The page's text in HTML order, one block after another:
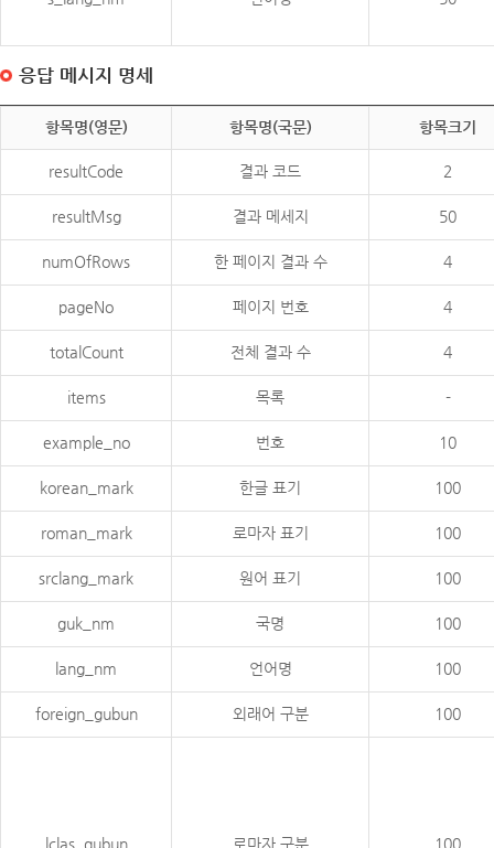
응답 메시지 명세
항목명(영문) 항목명(국문) 항목크기
resultCode 결과 코드 2
resultMsg 결과 메세지 50
numOfRows 한 페이지 결과 수 4
pageNo 페이지 번호 4
totalCount 전체 결과 수 4
items 목록 -
example_no 번호 10
korean_mark 한글 표기 100
roman_mark 로마자 표기 100
srclang_mark 원어 표기 100
guk_nm 국명 100
lang_nm 언어명 100
foreign_gubun 외래어 구분 100
lclas_gubun 로마자 구분 100